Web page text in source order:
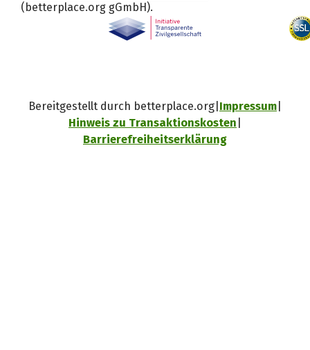
(betterplace.org gGmbH).
Bereitgestellt durch betterplace.org Impressum
Hinweis zu Transaktionskosten
Barrierefreiheitserklärung